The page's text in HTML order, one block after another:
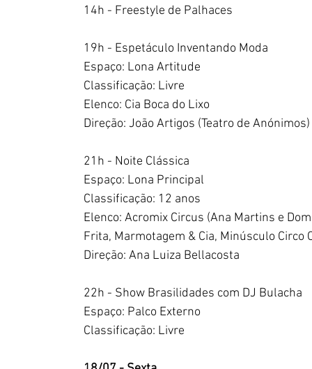
14h - Freestyle de Palhaces
19h - Espetáculo Inventando Moda
Espaço: Lona Artitude
Classificação: Livre
Elenco: Cia Boca do Lixo
Direção: João Artigos (Teatro de Anónimos)
21h - Noite Clássica
Espaço: Lona Principal
Classificação: 12 anos
Elenco: Acromix Circus (Ana Martins e
Frita, Marmotagem & Cia, Minúsculo Circo
Direção: Ana Luiza Bellacosta
22h - Show Brasilidades com DJ Bulacha
Espaço: Palco Externo
Classificação: Livre